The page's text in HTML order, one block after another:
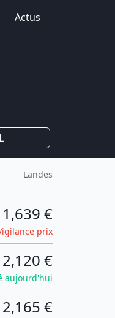
Actus
Landes
1,639 €
prix
2,120 €
aujourd'hui
2,165 €